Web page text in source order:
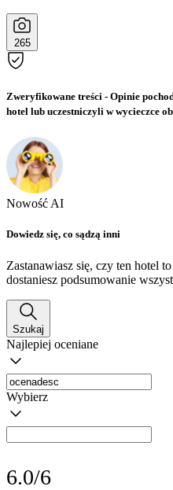
265
Zweryfikowane treści - Opinie
hotel lub uczestniczyli w wycieczce
Nowość AI
Dowiedz się, co sądzą inni
Zastanawiasz się, czy ten hotel
dostaniesz podsumowanie
Szukaj
Najlepiej oceniane
Wybierz
6.0/6